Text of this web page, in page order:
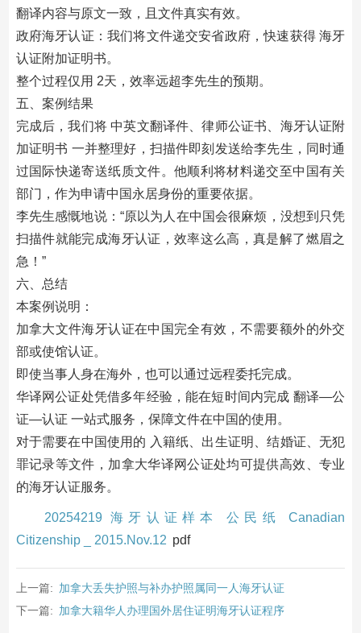
翻译内容与原文一致，且文件真实有效。
政府海牙认证：我们将文件递交安省政府，快速获得 海牙
认证附加证明书。
整个过程仅用 2天，效率远超李先生的预期。
五、案例结果
完成后，我们将 中英文翻译件、律师公证书、海牙认证附
加证明书 一并整理好，扫描件即刻发送给李先生，同时通
过国际快递寄送纸质文件。他顺利将材料递交至中国有关
部门，作为申请中国永居身份的重要依据。
李先生感慨地说：“原以为人在中国会很麻烦，没想到只凭
扫描件就能完成海牙认证，效率这么高，真是解了燃眉之
急！”
六、总结
本案例说明：
加拿大文件海牙认证在中国完全有效，不需要额外的外交
部或使馆认证。
即使当事人身在海外，也可以通过远程委托完成。
华译网公证处凭借多年经验，能在短时间内完成 翻译—公
证—认证 一站式服务，保障文件在中国的使用。
对于需要在中国使用的 入籍纸、出生证明、结婚证、无犯
罪记录等文件，加拿大华译网公证处均可提供高效、专业
的海牙认证服务。
20254219 海牙认证样本 公民纸 Canadian
Citizenship _ 2015.Nov.12 pdf
上一篇: 加拿大丢失护照与补办护照属同一人海牙认证
下一篇: 加拿大籍华人办理国外居住证明海牙认证程序